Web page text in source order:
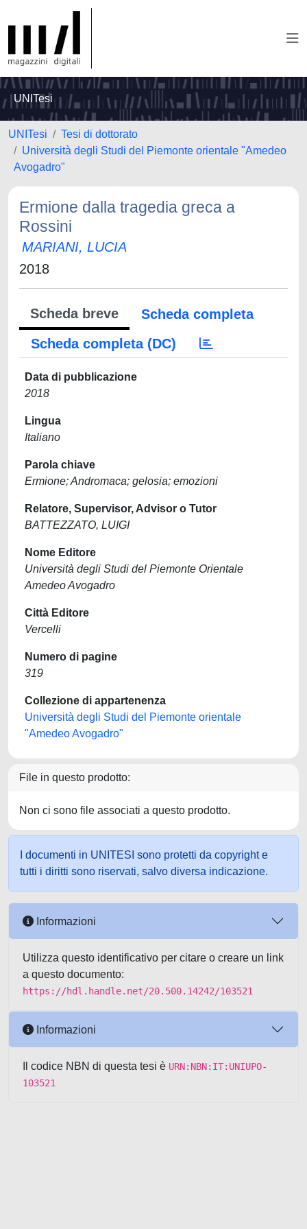
UNITesi
UNITesi
Tesi di dottorato
Università degli Studi del Piemonte orientale "Amedeo
Avogadro"
Ermione dalla tragedia greca a
Rossini
MARIANI, LUCIA
2018
Scheda breve
Scheda completa
Scheda completa (DC)
Data di pubblicazione
2018
Lingua
Italiano
Parola chiave
Ermione; Andromaca; gelosia; emozioni
Relatore, Supervisor, Advisor o Tutor
BATTEZZATO, LUIGI
Nome Editore
Università degli Studi del Piemonte Orientale
Amedeo Avogadro
Città Editore
Vercelli
Numero di pagine
319
Collezione di appartenenza
Università degli Studi del Piemonte orientale
"Amedeo Avogadro"
File in questo prodotto:
Non ci sono file associati a questo prodotto.
I documenti in UNITESI sono protetti da copyright e
tutti i diritti sono riservati, salvo diversa indicazione.
Informazioni
Utilizza questo identificativo per citare o creare un link
a questo documento:
https://hdl.handle.net/20.500.14242/103521
Informazioni
Il codice NBN di questa tesi è URN:NBN:IT:UNIUPO-
103521